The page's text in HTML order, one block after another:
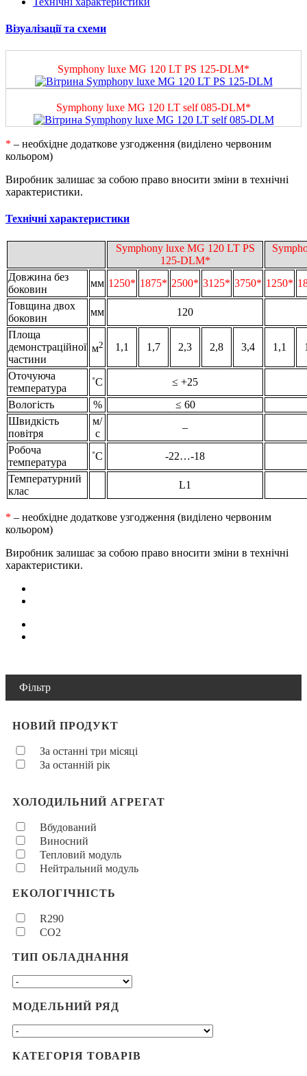
Візуалізації та схеми
Symphony luxe MG 120 LT PS 125-DLM*
Symphony luxe MG 120 LT self 085-DLM*
* – необхідне додаткове узгодження (виділено червоним
кольором)
Виробник залишає за собою право вносити зміни в технічні
характеристики.
Технічні характеристики
Symphony luxe MG 120 LT PS
125-DLM*
Довжина без
боковин
мм 1250* 1875* 2500* 3125* 3750* 1250*
Товщина двох
боковин
мм
120
Площа
демонстраційної
частини
м2 1,1 1,7 2,3 2,8 3,4 1,1
Оточуюча
температура
˚С
≤ +25
Вологість
%
≤ 60
Швидкість
повітря
м/
с
–
Робоча
температура
˚С
-22…-18
Температурний
клас
L1
* – необхідне додаткове узгодження (виділено червоним
кольором)
Виробник залишає за собою право вносити зміни в технічні
характеристики.
Фільтр
НОВИЙ ПРОДУКТ
За останні три місяці
За останній рік
ХОЛОДИЛЬНИЙ АГРЕГАТ
Вбудований
Виносний
Тепловий модуль
Нейтральний модуль
ЕКОЛОГІЧНІСТЬ
R290
CO2
ТИП ОБЛАДНАННЯ
МОДЕЛЬНИЙ РЯД
КАТЕГОРІЯ ТОВАРІВ